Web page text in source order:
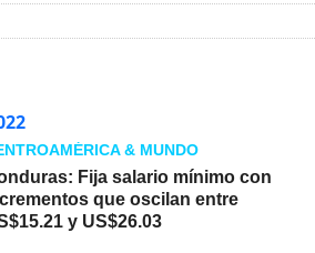
& MUNDO
Fija salario mínimo con
que oscilan entre
y US$26.03